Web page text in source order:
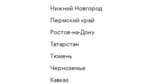
Нижний Новгород
Пермский край
Ростов-на-Дону
Татарстан
Тюмень
Черноземье
Кавказ